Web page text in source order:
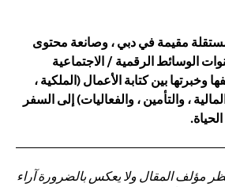
مقيمة في دبي ، وصانعة محتوى
الوسائط الرقمية / الاجتماعية
وخبرتها بين كتابة الأعمال (الملكية ،
، والتأمين ، والفعاليات) إلى السفر
مؤلف المقال ولا يعكس بالضرورة آراء